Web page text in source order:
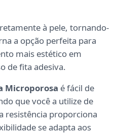
à pele, tornando-
a opção perfeita para
mais estético em
de fita adesiva.
Microporosa é fácil de
que você a utilize de
resistência proporciona
se adapta aos